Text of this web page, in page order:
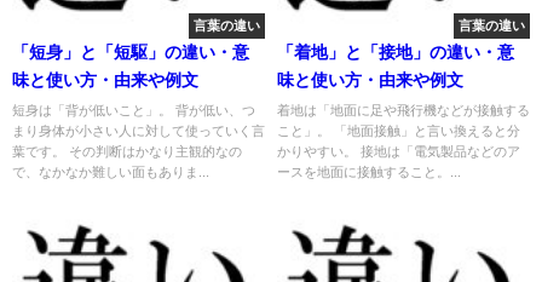
言葉の違い
「短身」と「短駆」の違い・意
味と使い方・由来や例文
短身は「背が低いこと」。 背が低い、つ
まり身体が小さい人に対して使っていく言
葉です。 その判断はかなり主観的なの
で、なかなか難しい面もありま...
言葉の違い
「着地」と「接地」の違い・意
味と使い方・由来や例文
着地は「地面に足や飛行機などが接触する
こと」。 「地面接触」と言い換えると分
かりやすい。 接地は「電気製品などのア
ースを地面に接触すること。...